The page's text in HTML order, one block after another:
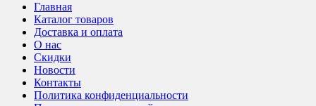
Главная
Каталог товаров
Доставка и оплата
О нас
Скидки
Новости
Контакты
Политика конфиденциальности